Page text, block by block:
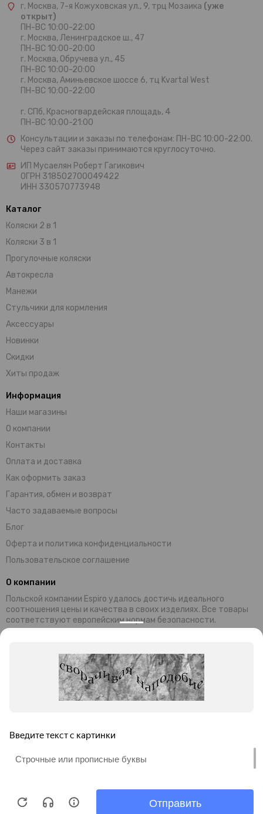
г. Москва, 7-я Кожуховская ул., 9, трц Мозаика (уже
открыт)
ПН-ВС 10:00-22:00
г. Москва, Ленинградское ш., 47
ПН-ВС 10:00-20:00
г. Москва, Обручева ул., 45
ПН-ВС 10:00-20:00
г. Москва, Аминьевское шоссе 6, тц Kvartal West
ПН-ВС 10:00-22:00
г. СПб, Красногвардейская площадь, 4
ПН-ВС 10:00-21:00
Консультации и заказы по телефонам: ПН-ВС 10:00-22:00.
Через сайт заказы принимаются круглосуточно.
ИП Мусаелян Роберт Гагикович
ОГРН 318502700049422
ИНН 330570773948
Каталог
Коляски 2 в 1
Коляски 3 в 1
Прогулочные коляски
Автокресла
Манежи
Стульчики для кормления
Аксессуары
Новинки
Скидки
Хиты продаж
Информация
Наши магазины
О компании
Контакты
Оплата и доставка
Как оформить заказ
Гарантия, обмен и возврат
Часто задаваемые вопросы
Блог
Оферта и политика конфиденциальности
Пользовательское соглашение
О компании
Польской компании Espiro удалось достичь идеального
соотношения цены и качества в своих изделиях. Все товары
соответствуют европейским нормам безопасности.
манежей и стульчиков Espiro обеспечивают комфортный
отдых малышей и их родителей. Комплектующие и материалы,
используемые при производстве, завозятся из Германии
Преимущества продукции ESPIRO:
невысокая цена;
обработку файлов cookie в соответствии с Политикой
конфиденциальности
ИП Мусаелян Роберт Гагикович.